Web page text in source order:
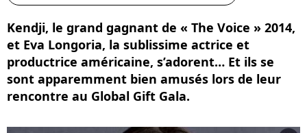
Kendji, le grand gagnant de « The Voice » 2014,
et Eva Longoria, la sublissime actrice et
productrice américaine, s’adorent… Et ils se
sont apparemment bien amusés lors de leur
rencontre au Global Gift Gala.